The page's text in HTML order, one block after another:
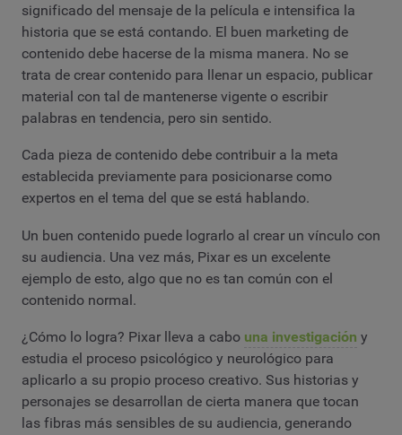
significado del mensaje de la película e intensifica la
historia que se está contando. El buen marketing de
contenido debe hacerse de la misma manera. No se
trata de crear contenido para llenar un espacio, publicar
material con tal de mantenerse vigente o escribir
palabras en tendencia, pero sin sentido.
Cada pieza de contenido debe contribuir a la meta
establecida previamente para posicionarse como
expertos en el tema del que se está hablando.
Un buen contenido puede lograrlo al crear un vínculo con
su audiencia. Una vez más, Pixar es un excelente
ejemplo de esto, algo que no es tan común con el
contenido normal.
¿Cómo lo logra? Pixar lleva a cabo una investigación y
estudia el proceso psicológico y neurológico para
aplicarlo a su propio proceso creativo. Sus historias y
personajes se desarrollan de cierta manera que tocan
las fibras más sensibles de su audiencia, generando